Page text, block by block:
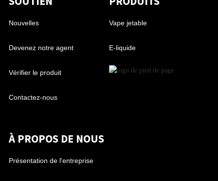
Nouvelles
Devenez notre agent
Vérifier le produit
Contactez-nous
Vape jetable
E-liquide
À PROPOS DE NOUS
Présentation de l'entreprise